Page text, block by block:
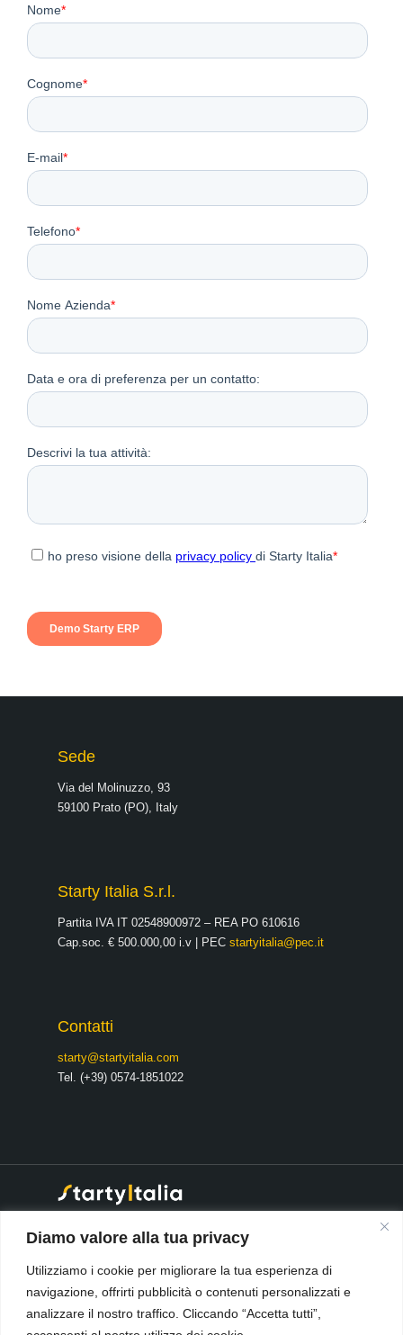
Diamo valore alla tua privacy
Utilizziamo i cookie per migliorare la tua esperienza di
navigazione, offrirti pubblicità o contenuti personalizzati e
analizzare il nostro traffico. Cliccando “Accetta tutti”,
Sede
Via del Molinuzzo, 93
59100 Prato (PO), Italy
Starty Italia S.r.l.
Partita IVA IT 02548900972 – REA PO 610616
Cap.soc. € 500.000,00 i.v | PEC startyitalia@pec.it
Contatti
starty@startyitalia.com
Tel. (+39) 0574-1851022
Società soggetta a direzione e
Open Source Italia S.r.l. cod.
fisc. e Num. Reg Imprese
Pistoia-Prato.
Data Security & Privacy Policy